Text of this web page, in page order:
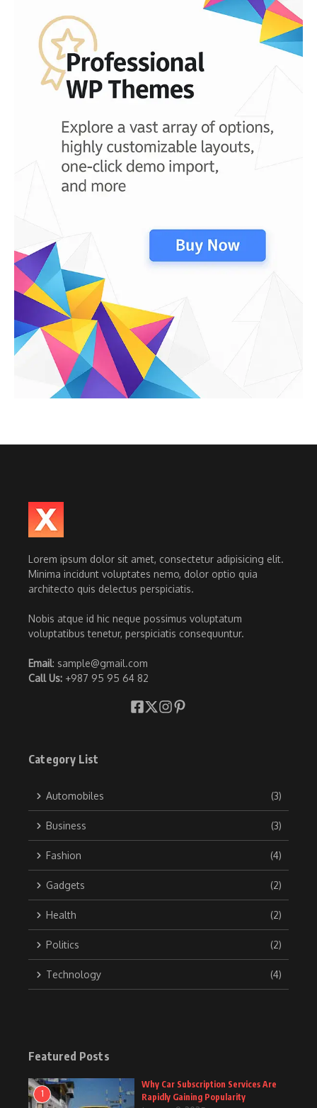
Lorem ipsum dolor sit amet, consectetur adipisicing elit.
Minima incidunt voluptates nemo, dolor optio quia
architecto quis delectus perspiciatis.
Nobis atque id hic neque possimus voluptatum
voluptatibus tenetur, perspiciatis consequuntur.
Email: sample@gmail.com
Call Us: +987 95 95 64 82
Category List
Automobiles (3)
Business (3)
Fashion (4)
Gadgets (2)
Health (2)
Politics (2)
Technology (4)
Featured Posts
1
Why Car Subscription Services Are
Rapidly Gaining Popularity